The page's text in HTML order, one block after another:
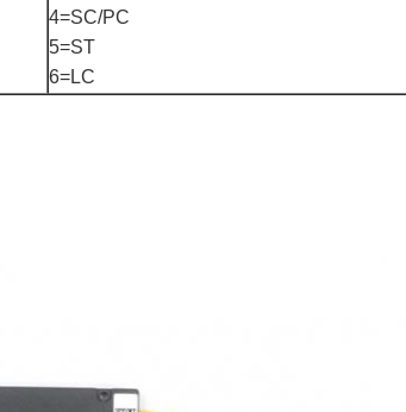
4=SC/PC
5=ST
6=LC